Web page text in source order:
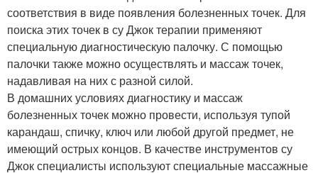
соответствия в виде появления болезненных точек. Для
поиска этих точек в су Джок терапии применяют
специальную диагностическую палочку. С помощью
палочки также можно осуществлять и массаж точек,
надавливая на них с разной силой.
В домашних условиях диагностику и массаж
болезненных точек можно провести, используя тупой
карандаш, спичку, ключ или любой другой предмет, не
имеющий острых концов. В качестве инструментов су
Джок специалисты используют специальные массажные